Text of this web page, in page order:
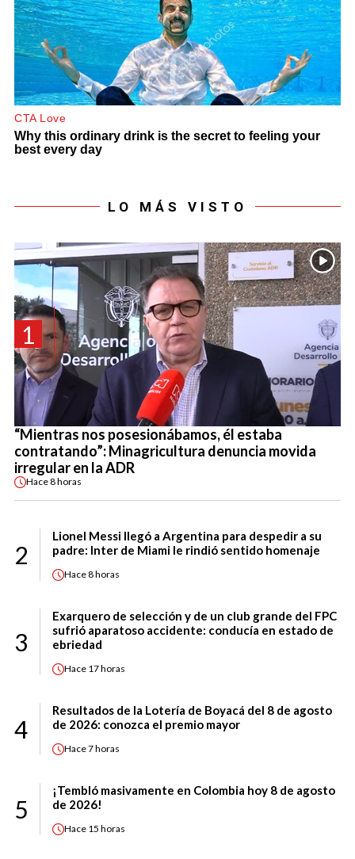
LO MÁS VISTO
1
“Mientras nos posesionábamos, él estaba
contratando”: Minagricultura denuncia movida
irregular en la ADR
Hace8 horas
2
Lionel Messi llegó a Argentina para despedir a su
padre: Inter de Miami le rindió sentido homenaje
Hace8 horas
3
Exarquero de selección y de un club grande del FPC
sufrió aparatoso accidente: conducía en estado de
ebriedad
Hace 17 horas
4
Resultados de la Lotería de Boyacá del 8 de agosto
de 2026: conozca el premio mayor
Hace7 horas
5
¡Tembló masivamente en Colombia hoy 8 de agosto
de 2026!
Hace 15 horas